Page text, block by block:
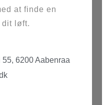
at finde en
dit løft.
6200 Aabenraa